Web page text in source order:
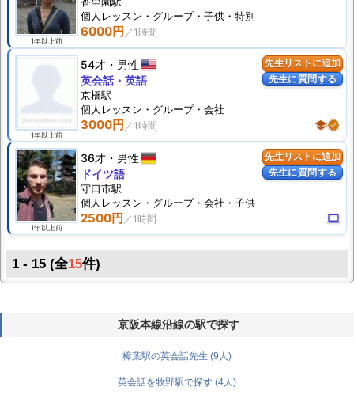
1年以上前
6000円
個人 レッスン ・グループ・子供・特別
先生リストに追加
先生に質問する
1年以上前
54才 男性
3000円 schoolverified
英会話・英語
京橋駅
個人 レッスン ・グループ・会社
先生リストに追加
先生に質問する
1年以上前
36才 男性
2500円 computer
ドイツ語
守口市駅
個人 レッスン ・グループ・会社・子供
1 - 15 (全15件)
京阪本線沿線の駅で探す
樟葉駅の英会話先生 (9人)
英会話を牧野駅で探す (4人)